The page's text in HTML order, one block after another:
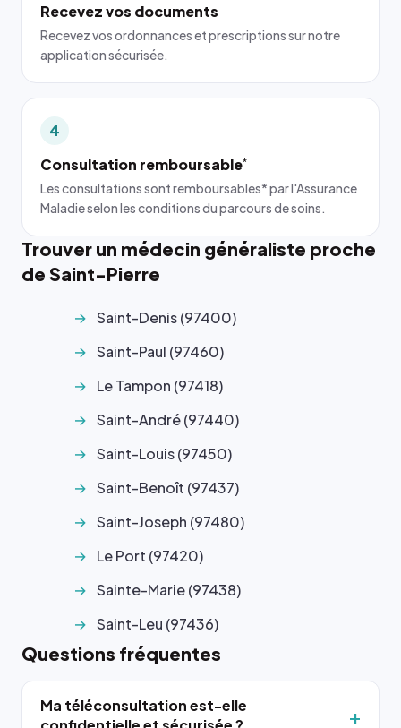
Recevez vos documents
Recevez vos ordonnances et prescriptions sur notre
application sécurisée.
4
Consultation remboursable*
Les consultations sont remboursables* par l'Assurance
Maladie selon les conditions du parcours de soins.
Trouver un médecin généraliste proche
de Saint-Pierre
Saint-Denis (97400)
Saint-Paul (97460)
Le Tampon (97418)
Saint-André (97440)
Saint-Louis (97450)
Saint-Benoît (97437)
Saint-Joseph (97480)
Le Port (97420)
Sainte-Marie (97438)
Saint-Leu (97436)
Questions fréquentes
Ma téléconsultation est-elle